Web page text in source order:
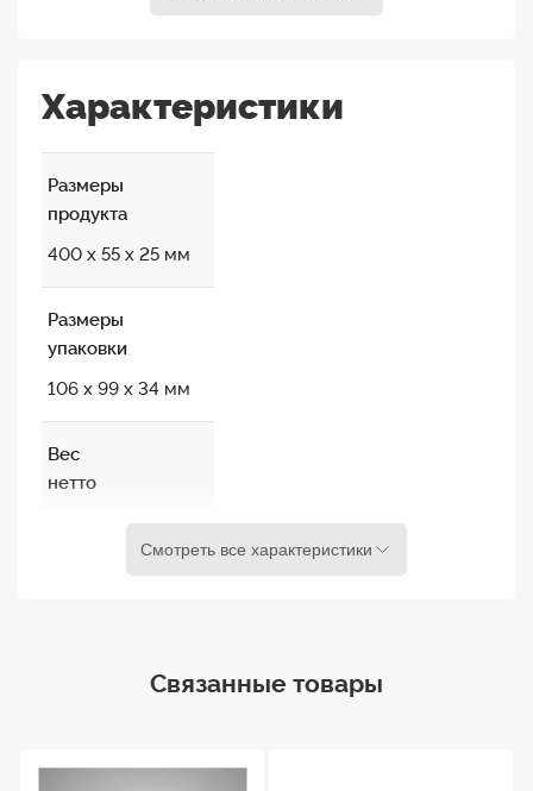
Подключается к аккумуляторной пластине
SmallRig NP-F 2504.
DC5525 — 2-контактный разъем LEMO
Характеристики
Размеры
продукта
400 х 55 х 25 мм
Размеры
упаковки
106 х 99 х 34 мм
Вес
нетто
ABS
Смотреть все характеристики
Связанные товары